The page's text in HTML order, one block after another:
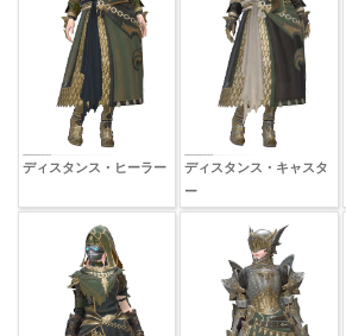
ディスタンス・ヒーラー
ディスタンス・キャスタ
ー